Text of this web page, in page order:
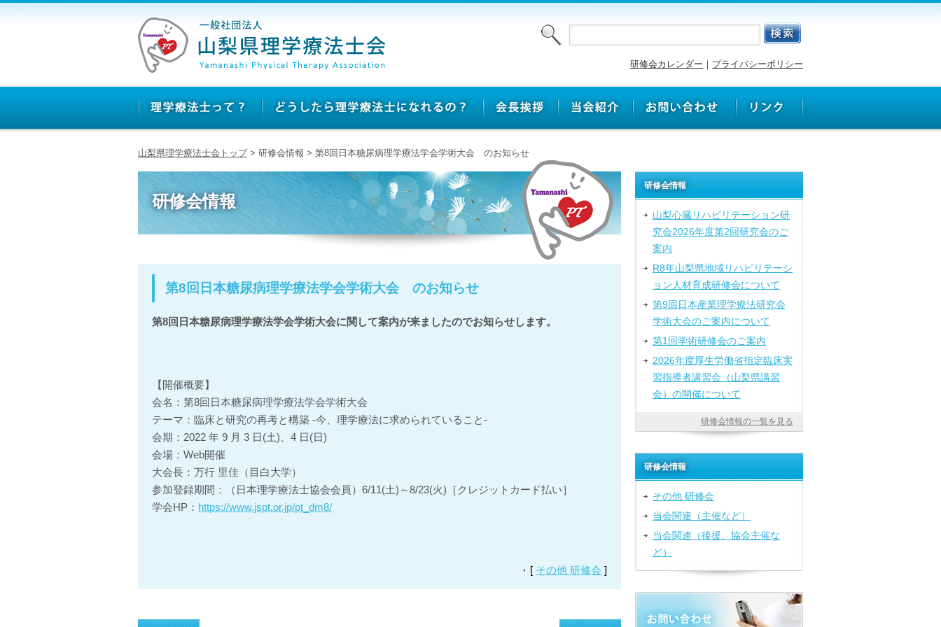
研修会カレンダー ｜ プライバシーポリシー
山梨県理学療法士会トップ> 研修会情報 > 第8回日本糖尿病理学療法学会学術大会 のお知らせ
研修会情報
第8回日本糖尿病理学療法学会学術大会 のお知らせ
第8回日本糖尿病理学療法学会学術大会に関して案内が来ましたのでお知らせします。
【開催概要】
会名：第8回日本糖尿病理学療法学会学術大会
テーマ：臨床と研究の再考と構築 -今、理学療法に求められていること-
会期：2022 年 9 月 3 日(土)、4 日(日)
会場：Web開催
大会長：万行 里佳（目白大学）
参加登録期間：（日本理学療法士協会会員）6/11(土)～8/23(火)［クレジットカード払い］
学会HP： https://www.jspt.or.jp/pt_dm8/
[ その他 研修会 ]
研修会情報
山梨心臓リハビリテーション研
究会2026年度第2回研究会のご
案内
R8年山梨県地域リハビリテーシ
ョン人材育成研修会について
第9回日本産業理学療法研究会
学術大会のご案内について
第1回学術研修会のご案内
2026年度厚生労働省指定臨床実
習指導者講習会（山梨県講習
会）の開催について
研修会情報の一覧を見る
研修会情報
その他 研修会
当会関連（主催など）
当会関連（後援、協会主催な
ど）